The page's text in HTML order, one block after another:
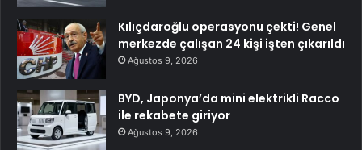
Kılıçdaroğlu operasyonu çekti! Genel
merkezde çalışan 24 kişi işten çıkarıldı
Ağustos 9, 2026
BYD, Japonya’da mini elektrikli Racco
ile rekabete giriyor
Ağustos 9, 2026